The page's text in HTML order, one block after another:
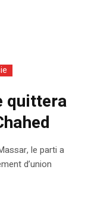
quittera
le parti a
d’union